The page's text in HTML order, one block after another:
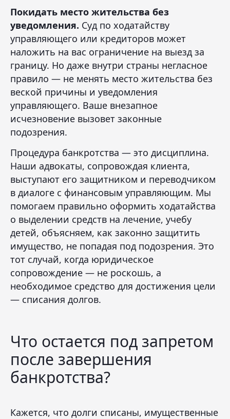
Покидать место жительства без
уведомления. Суд по ходатайству
управляющего или кредиторов может
наложить на вас ограничение на выезд за
границу. Но даже внутри страны негласное
правило — не менять место жительства без
веской причины и уведомления
управляющего. Ваше внезапное
исчезновение вызовет законные
подозрения.
Процедура банкротства — это дисциплина.
Наши адвокаты, сопровождая клиента,
выступают его защитником и переводчиком
в диалоге с финансовым управляющим. Мы
помогаем правильно оформить ходатайства
о выделении средств на лечение, учебу
детей, объясняем, как законно защитить
имущество, не попадая под подозрения. Это
тот случай, когда юридическое
сопровождение — не роскошь, а
необходимое средство для достижения цели
— списания долгов.
Что остается под запретом
после завершения
банкротства?
Кажется, что долги списаны, имущественные